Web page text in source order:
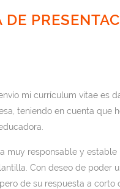
DE
mi currículum vitae es
teniendo en cuenta que
muy responsable y
Con deseo de poder
de su respuesta a corto